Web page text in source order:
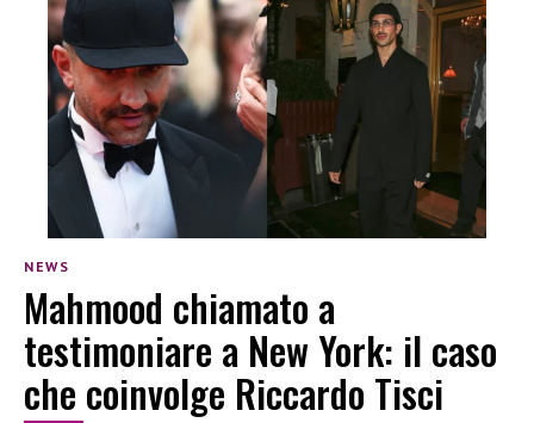
NEWS
Mahmood chiamato a
testimoniare a New York: il caso
che coinvolge Riccardo Tisci